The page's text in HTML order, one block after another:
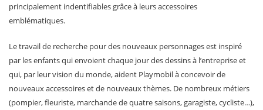
principalement indentifiables grâce à leurs accessoires
emblématiques.
Le travail de recherche pour des nouveaux personnages est inspiré
par les enfants qui envoient chaque jour des dessins à l’entreprise et
qui, par leur vision du monde, aident Playmobil à concevoir de
nouveaux accessoires et de nouveaux thèmes. De nombreux métiers
(pompier, fleuriste, marchande de quatre saisons, garagiste, cycliste…),